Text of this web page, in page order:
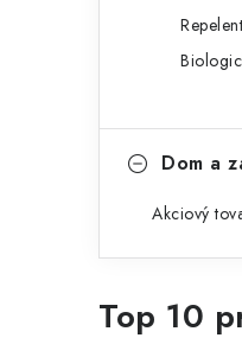
Dom a
Akciový
Top 10